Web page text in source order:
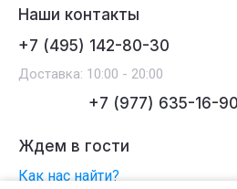
Наши контакты
+7 (495) 142-80-30
Доставка: 10:00 - 20:00
+7 (977) 635-16-90
Ждем в гости
Как нас найти?